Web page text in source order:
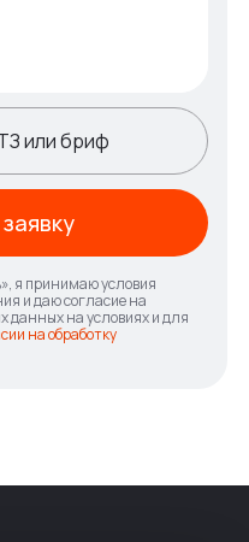
или бриф
я принимаю условия
и даю согласие на
данных на условиях и для
на обработку